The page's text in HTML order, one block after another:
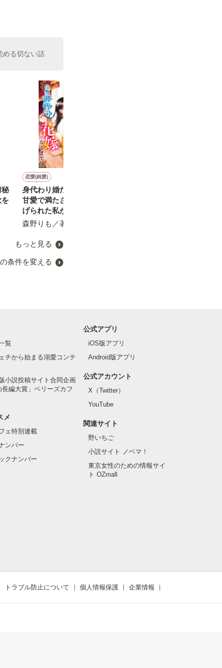
居まで提案
める切ない話
秘
を
恋愛(純愛)
身代わり婚だったのに、極
甘愛で満たされました～虐
げられた私が冷徹御曹司の
花嫁になるまで～
森野りも／著
もっと見る
条件を変える
覧
チから始まる溺愛コンテ
小説投稿サイト合同企画
長編大賞」ベリーズカフ
メ
ェ特別連載
ンバー
クナンバー
公式アプリ
iOS版アプリ
Android版アプリ
公式アカウント
X（Twitter）
YouTube
関連サイト
野いちご
小説サイト ノベマ！
東京女性のための情報サイ
ト OZmall
トラブル防止について 個人情報保護 企業情報